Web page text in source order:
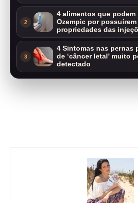
2
4 alimentos que podem
Ozempic por possuírem
propriedades das
3
4 Sintomas nas pernas
de ‘câncer letal’ muito
detectado